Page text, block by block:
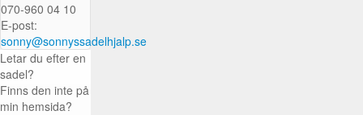
070-960 04 10
E-post:
sonny@sonnyssadelhjalp.se
Letar du efter en
sadel?
Finns den inte på
min hemsida?